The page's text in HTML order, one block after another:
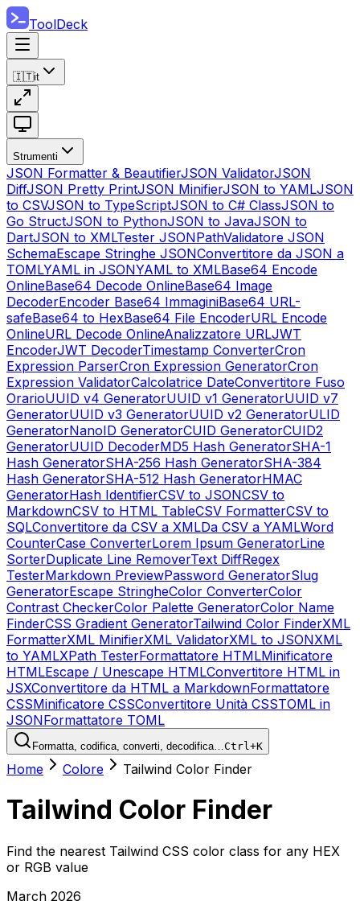
ToolDeck
🇮🇹it
Strumenti
JSON Formatter & BeautifierJSON ValidatorJSON
DiffJSON Pretty PrintJSON MinifierJSON to YAMLJSON
to CSVJSON to TypeScriptJSON to C# ClassJSON to
Go StructJSON to PythonJSON to JavaJSON to
DartJSON to XMLTester JSONPathValidatore JSON
SchemaEscape Stringhe JSONConvertitore da JSON a
TOMLYAML in JSONYAML to XMLBase64 Encode
OnlineBase64 Decode OnlineBase64 Image
DecoderEncoder Base64 ImmaginiBase64 URL-
safeBase64 to HexBase64 File EncoderURL Encode
OnlineURL Decode OnlineAnalizzatore URLJWT
EncoderJWT DecoderTimestamp ConverterCron
Expression ParserCron Expression GeneratorCron
Expression ValidatorCalcolatrice DateConvertitore Fuso
OrarioUUID v4 GeneratorUUID v1 GeneratorUUID v7
GeneratorUUID v3 GeneratorUUID v2 GeneratorULID
GeneratorNanoID GeneratorCUID GeneratorCUID2
GeneratorUUID DecoderMD5 Hash GeneratorSHA-1
Hash GeneratorSHA-256 Hash GeneratorSHA-384
Hash GeneratorSHA-512 Hash GeneratorHMAC
GeneratorHash IdentifierCSV to JSONCSV to
MarkdownCSV to HTML TableCSV FormatterCSV to
SQLConvertitore da CSV a XMLDa CSV a YAMLWord
CounterCase ConverterLorem Ipsum GeneratorLine
SorterDuplicate Line RemoverText DiffRegex
TesterMarkdown PreviewPassword GeneratorSlug
GeneratorEscape StringheColor ConverterColor
Contrast CheckerColor Palette GeneratorColor Name
FinderCSS Gradient GeneratorTailwind Color FinderXML
FormatterXML MinifierXML ValidatorXML to JSONXML
to YAMLXPath TesterFormattatore HTMLMinificatore
HTMLEscape / Unescape HTMLConvertitore HTML in
JSXConvertitore da HTML a MarkdownFormattatore
CSSMinificatore CSSConvertitore Unità CSSTOML in
JSONFormattatore TOML
Formatta, codifica, converti, decodifica…Ctrl+K
Home Colore Tailwind Color Finder
Tailwind Color Finder
Find the nearest Tailwind CSS color class for any HEX
or RGB value
March 2026